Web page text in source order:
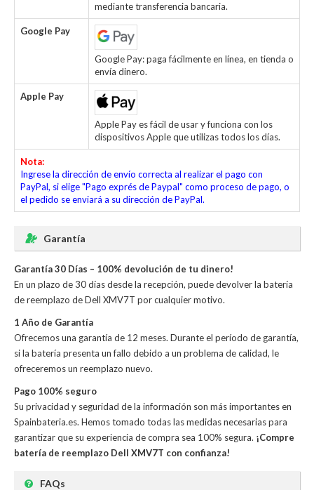
mediante transferencia bancaria.
Google Pay
Google Pay: paga fácilmente en línea, en tienda o
envía dinero.
Apple Pay
Apple Pay es fácil de usar y funciona con los
dispositivos Apple que utilizas todos los días.
Nota:
Ingrese la dirección de envío correcta al realizar el pago con
PayPal, si elige "Pago exprés de Paypal" como proceso de pago, o
el pedido se enviará a su dirección de PayPal.
Garantía
Garantía 30 Días – 100% devolución de tu dinero!
En un plazo de 30 días desde la recepción, puede devolver la batería
de reemplazo de Dell XMV7T por cualquier motivo.
1 Año de Garantía
Ofrecemos una garantía de 12 meses. Durante el período de garantía,
si la batería presenta un fallo debido a un problema de calidad, le
ofreceremos un reemplazo nuevo.
Pago 100% seguro
Su privacidad y seguridad de la información son más importantes en
Spainbateria.es. Hemos tomado todas las medidas necesarias para
garantizar que su experiencia de compra sea 100% segura. ¡Compre
batería de reemplazo Dell XMV7T con confianza!
FAQs